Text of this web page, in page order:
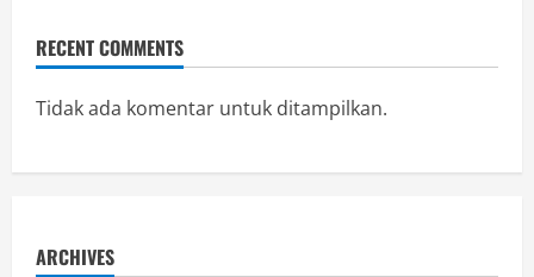
RECENT COMMENTS
Tidak ada komentar untuk ditampilkan.
ARCHIVES